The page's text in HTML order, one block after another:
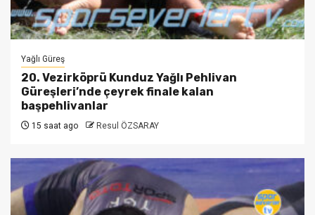
Yağlı Güreş
20. Vezirköprü Kunduz Yağlı Pehlivan
Güreşleri’nde çeyrek finale kalan
başpehlivanlar
15 saat ago Resul ÖZSARAY